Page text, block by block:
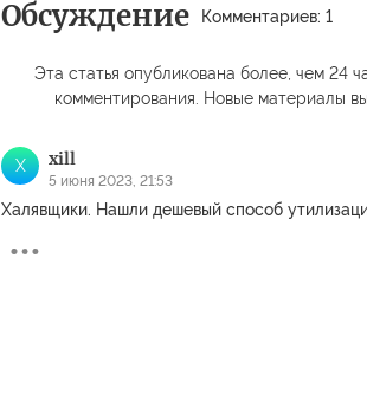
Обсуждение Комментариев: 1
Эта статья опубликована более, чем 24
комментирования. Новые материалы
X xill
5 июня 2023, 21:53
Халявщики. Нашли дешевый способ